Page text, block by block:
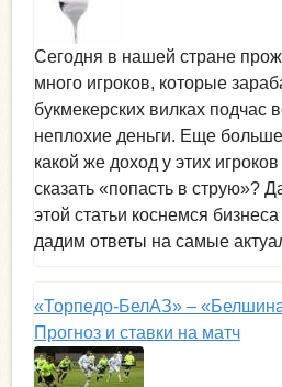
Сегодня в нашей стране
много игроков, которые
букмекерских вилках подчас
неплохие деньги. Еще
какой же доход у этих
сказать «попасть в струю»?
этой статьи коснемся
дадим ответы на самые
«Торпедо-БелАЗ» –
Прогноз и ставки на матч